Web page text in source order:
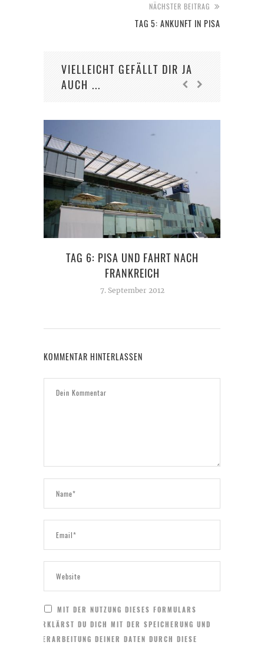
NÄCHSTER BEITRAG
TAG 5: ANKUNFT IN PISA
VIELLEICHT GEFÄLLT DIR JA
AUCH ...
TAG 6: PISA UND FAHRT NACH
FRANKREICH
7. September 2012
KOMMENTAR HINTERLASSEN
MIT DER NUTZUNG DIESES FORMULARS
ERKLÄRST DU DICH MIT DER SPEICHERUNG UND
VERARBEITUNG DEINER DATEN DURCH DIESE